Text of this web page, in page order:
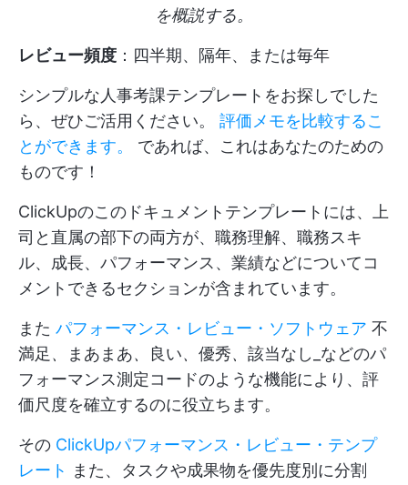
を概説する。
レビュー頻度 ：四半期、隔年、または毎年
シンプルな人事考課テンプレートをお探しでした
ら、ぜひご活用ください。 評価メモを比較するこ
とができます。
であれば、これはあなたのための
ものです！
ClickUpのこのドキュメントテンプレートには、上
司と直属の部下の両方が、職務理解、職務スキ
ル、成長、パフォーマンス、業績などについてコ
メントできるセクションが含まれています。
また パフォーマンス・レビュー・ソフトウェア 不
満足 、 まあまあ、 良い、 優秀、 該当なし_などのパ
フォーマンス測定コードのような機能により、評
価尺度を確立するのに役立ちます。
その ClickUpパフォーマンス・レビュー・テンプ
レート
また、タスクや成果物を優先度別に分割